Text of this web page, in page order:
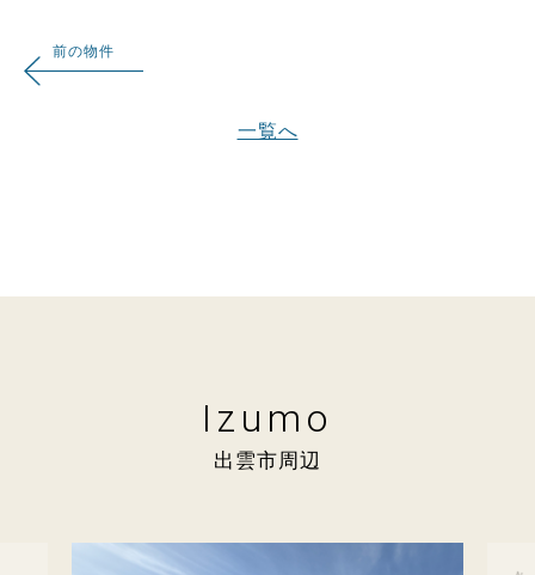
前の物件
一覧へ
Izumo
出雲市周辺